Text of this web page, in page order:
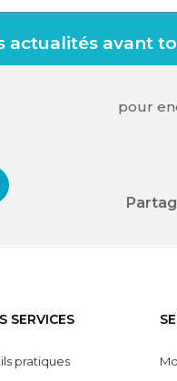
actualités avant
pour
SERVICES
pratiques